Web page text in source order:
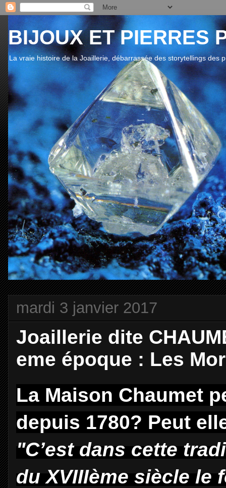
BIJOUX ET PIERRES
La vraie histoire de la Joaillerie, débarrassée des storytellings des
mardi 3 janvier 2017
Joaillerie dite
eme époque : Les
La Maison Chaumet
depuis 1780? Peut
"C’est dans cette
du XVIIIème siècle le f